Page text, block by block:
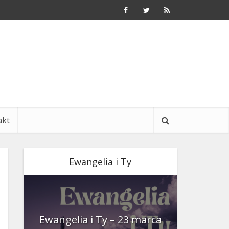
Ewangelia i Ty
Ewangelia i Ty – 23 marca